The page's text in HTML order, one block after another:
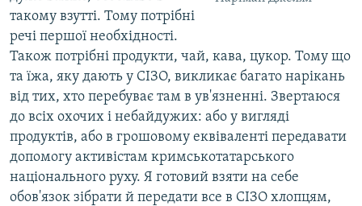
такому взутті. Тому потрібні
речі першої необхідності.
Також потрібні продукти, чай, кава, цукор. Тому що
та їжа, яку дають у СІЗО, викликає багато нарікань
від тих, хто перебуває там в ув'язненні. Звертаюся
до всіх охочих і небайдужих: або у вигляді
продуктів, або в грошовому еквіваленті передавати
допомогу активістам кримськотатарського
національного руху. Я готовий взяти на себе
обов'язок зібрати й передати все в СІЗО хлопцям,